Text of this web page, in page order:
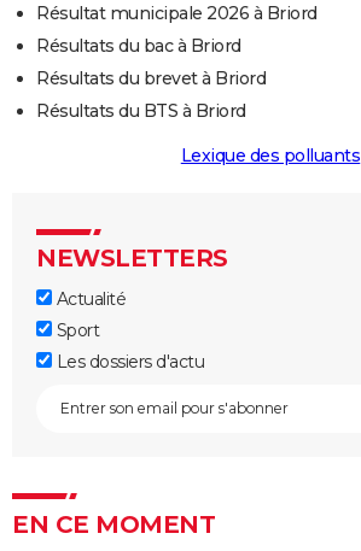
Résultat municipale 2026 à Briord
Résultats du bac à Briord
Résultats du brevet à Briord
Résultats du BTS à Briord
Lexique des polluants
NEWSLETTERS
Actualité
Sport
Les dossiers d'actu
EN CE MOMENT